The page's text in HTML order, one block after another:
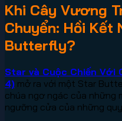
Khi Cây Vương
Chuyển: Hồi Kết
Butterfly?
Star và Cuộc Chiến Với
4) mở ra với một Star
chúa ngơ ngác của
ngưỡng cửa của những